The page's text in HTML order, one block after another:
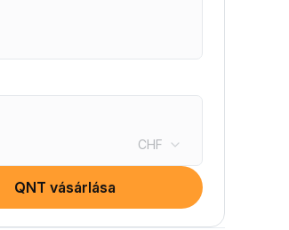
CHF
QNT vásárlása